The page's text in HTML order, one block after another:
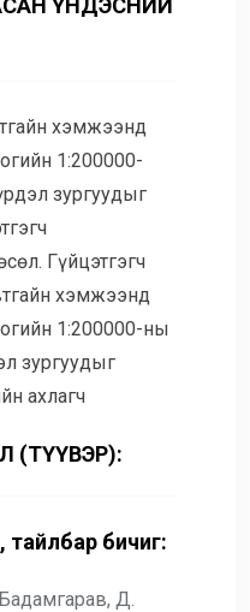
хэмжээнд
1:200000-
зургуудыг
Гүйцэтгэгч
хэмжээнд
1:200000-ны
зургуудыг
ахлагч
(ТҮҮВЭР):
тайлбар бичиг:
Д.